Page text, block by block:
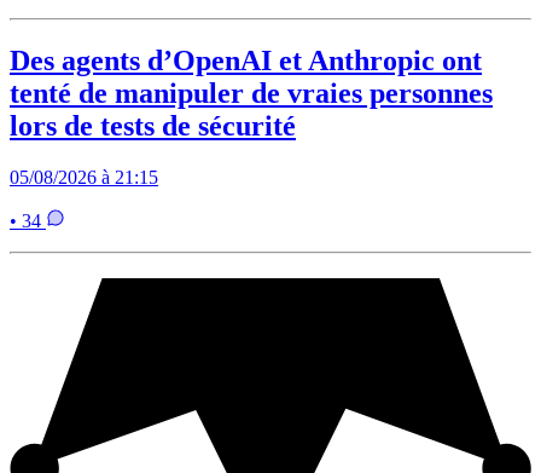
Des agents d’OpenAI et Anthropic ont
tenté de manipuler de vraies personnes
lors de tests de sécurité
05/08/2026 à 21:15
• 34